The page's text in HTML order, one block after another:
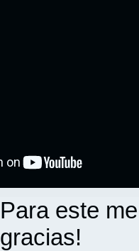
Para este
gracias!